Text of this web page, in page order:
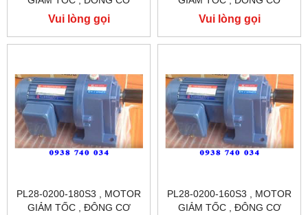
GIẢM TỐC CHÂN ĐẾ
TUNGLEE
Vui lòng gọi
GIẢM TỐC CHÂN ĐẾ
TUNGLEE
Vui lòng gọi
PL28-0200-180S3 , MOTOR
GIẢM TỐC , ĐÔNG CƠ
PL28-0200-160S3 , MOTOR
GIẢM TỐC , ĐÔNG CƠ